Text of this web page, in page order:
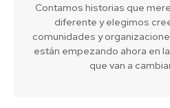
Contamos historias que
diferente y elegimos
comunidades y
están empezando ahora en
que van a